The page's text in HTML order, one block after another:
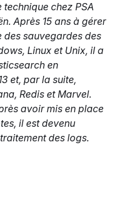
technique chez PSA
Après 15 ans à gérer
des sauvegardes des
Linux et Unix, il a
en
et, par la suite,
Redis et Marvel.
avoir mis en place
il est devenu
des logs.